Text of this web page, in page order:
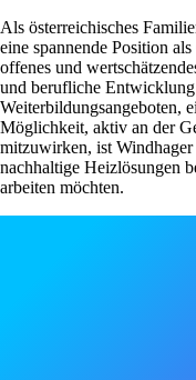
Als österreichisches
eine spannende Position
offenes und
und berufliche
Weiterbildungsangeboten,
Möglichkeit, aktiv an der
mitzuwirken, ist
nachhaltige Heizlösungen
arbeiten möchten.